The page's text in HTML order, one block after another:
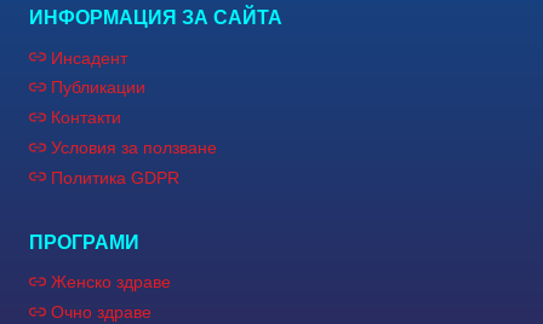
ИНФОРМАЦИЯ ЗА САЙТА
Инсадент
Публикации
Контакти
Условия за ползване
Политика GDPR
ПРОГРАМИ
Женско здраве
Очно здраве